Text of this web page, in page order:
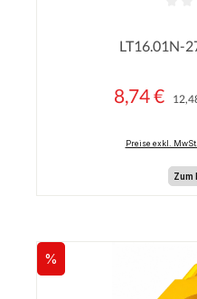
LT16.01N-
Verkaufspreis:
8,74 €
Preise exkl.
Zum
Rabatt
%